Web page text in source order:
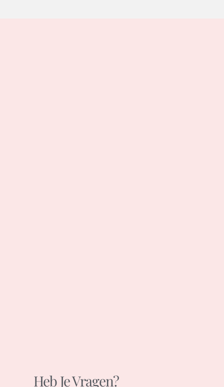
Heb Je Vragen?